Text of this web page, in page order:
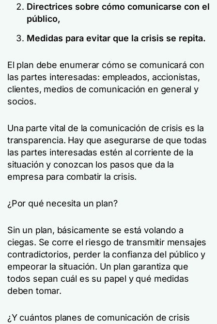
Directrices sobre cómo comunicarse con el
público,
Medidas para evitar que la crisis se repita.
El plan debe enumerar cómo se comunicará con
las partes interesadas: empleados, accionistas,
clientes, medios de comunicación en general y
socios.
Una parte vital de la comunicación de crisis es la
transparencia. Hay que asegurarse de que todas
las partes interesadas estén al corriente de la
situación y conozcan los pasos que da la
empresa para combatir la crisis.
¿Por qué necesita un plan?
Sin un plan, básicamente se está volando a
ciegas. Se corre el riesgo de transmitir mensajes
contradictorios, perder la confianza del público y
empeorar la situación. Un plan garantiza que
todos sepan cuál es su papel y qué medidas
deben tomar.
¿Y cuántos planes de comunicación de crisis